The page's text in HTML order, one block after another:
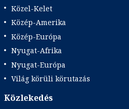
Közel-Kelet
Közép-Amerika
Közép-Európa
Nyugat-Afrika
Nyugat-Európa
Világ körüli körutazás
Közlekedés